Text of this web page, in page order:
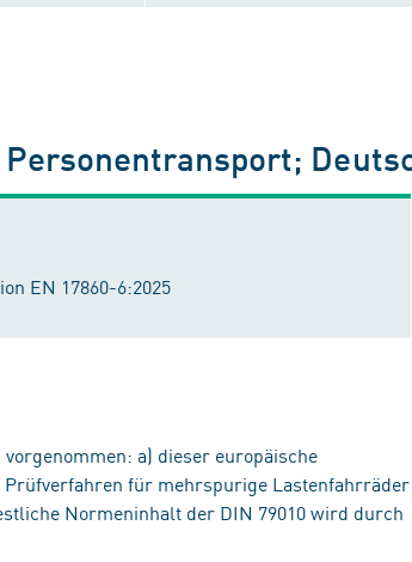
EN 17860-6:2025
a) dieser europäische
für mehrspurige Lastenfahrräder
Normeninhalt der DIN 79010 wird durch